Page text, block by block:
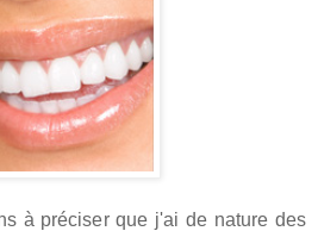
à préciser que j'ai de nature des